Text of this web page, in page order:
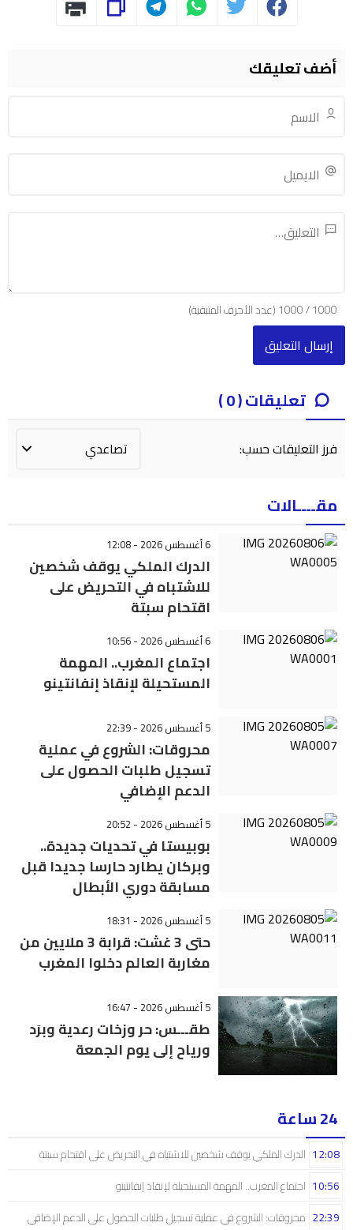
أضف تعليقك
1000
/
1000(عدد الأحرف المتبقية)
تعليقات ( 0 )
فرز التعليقات حسب:
مقــــالات
6 أغسطس 2026 - 12:08
الدرك الملكي يوقف شخصين
للاشتباه في التحريض على
اقتحام سبتة
6 أغسطس 2026 - 10:56
اجتماع المغرب.. المهمة
المستحيلة لإنقاذ إنفانتينو
5 أغسطس 2026 - 22:39
محروقات: الشروع في عملية
تسجيل طلبات الحصول على
الدعم الإضافي
5 أغسطس 2026 - 20:52
بوبيستا في تحديات جديدة..
وبركان يطارد حارسا جديدا قبل
مسابقة دوري الأبطال
5 أغسطس 2026 - 18:31
حتى 3 غشت: قرابة 3 ملايين من
مغاربة العالم دخلوا المغرب
5 أغسطس 2026 - 16:47
طقـــس: حر وزخات رعدية وبرَد
ورياح إلى يوم الجمعة
24 ساعة
الدرك الملكي يوقف شخصين للاشتباه في التحريض على اقتحام سبتة 12:08
اجتماع المغرب.. المهمة المستحيلة لإنقاذ إنفانتينو 10:56
محروقات: الشروع في عملية تسجيل طلبات الحصول على الدعم الإضافي 22:39